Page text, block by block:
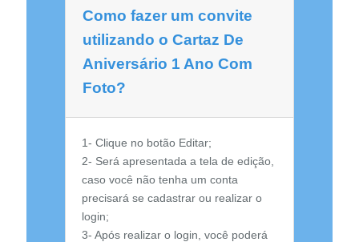
Como fazer um convite
utilizando o Cartaz De
Aniversário 1 Ano Com
Foto?
1- Clique no botão Editar;
2- Será apresentada a tela de edição,
caso você não tenha um conta
precisará se cadastrar ou realizar o
login;
3- Após realizar o login, você poderá